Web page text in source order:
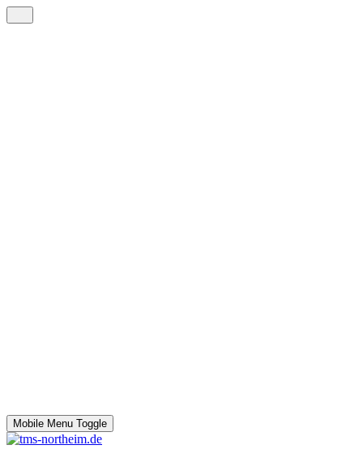
Mobile Menu Toggle